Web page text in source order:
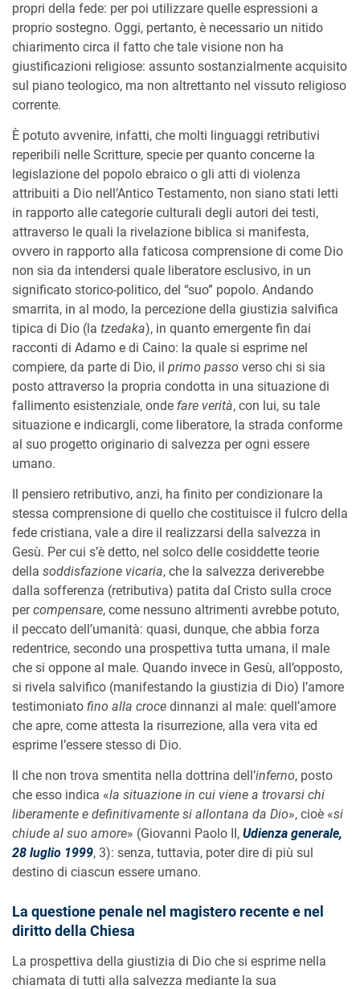
propri della fede: per poi utilizzare quelle espressioni a
proprio sostegno. Oggi, pertanto, è necessario un nitido
chiarimento circa il fatto che tale visione non ha
giustificazioni religiose: assunto sostanzialmente acquisito
sul piano teologico, ma non altrettanto nel vissuto religioso
corrente.
È potuto avvenire, infatti, che molti linguaggi retributivi
reperibili nelle Scritture, specie per quanto concerne la
legislazione del popolo ebraico o gli atti di violenza
attribuiti a Dio nell’Antico Testamento, non siano stati letti
in rapporto alle categorie culturali degli autori dei testi,
attraverso le quali la rivelazione biblica si manifesta,
ovvero in rapporto alla faticosa comprensione di come Dio
non sia da intendersi quale liberatore esclusivo, in un
significato storico-politico, del “suo” popolo. Andando
smarrita, in al modo, la percezione della giustizia salvifica
tipica di Dio (la tzedaka), in quanto emergente fin dai
racconti di Adamo e di Caino: la quale si esprime nel
compiere, da parte di Dio, il primo passo verso chi si sia
posto attraverso la propria condotta in una situazione di
fallimento esistenziale, onde fare verità, con lui, su tale
situazione e indicargli, come liberatore, la strada conforme
al suo progetto originario di salvezza per ogni essere
umano.
Il pensiero retributivo, anzi, ha finito per condizionare la
stessa comprensione di quello che costituisce il fulcro della
fede cristiana, vale a dire il realizzarsi della salvezza in
Gesù. Per cui s’è detto, nel solco delle cosiddette teorie
della soddisfazione vicaria, che la salvezza deriverebbe
dalla sofferenza (retributiva) patita dal Cristo sulla croce
percompensare, come nessuno altrimenti avrebbe potuto,
il peccato dell’umanità: quasi, dunque, che abbia forza
redentrice, secondo una prospettiva tutta umana, il male
che si oppone al male. Quando invece in Gesù, all’opposto,
si rivela salvifico (manifestando la giustizia di Dio) l’amore
testimoniato fino alla croce dinnanzi al male: quell’amore
che apre, come attesta la risurrezione, alla vera vita ed
esprime l’essere stesso di Dio.
Il che non trova smentita nella dottrina dell’inferno, posto
che esso indica «la situazione in cui viene a trovarsi chi
liberamente e definitivamente si allontana da Dio», cioè «si
chiude al suo amore» (Giovanni Paolo II, Udienza generale,
28 luglio 1999, 3): senza, tuttavia, poter dire di più sul
destino di ciascun essere umano.
La questione penale nel magistero recente e nel
diritto della Chiesa
La prospettiva della giustizia di Dio che si esprime nella
chiamata di tutti alla salvezza mediante la sua